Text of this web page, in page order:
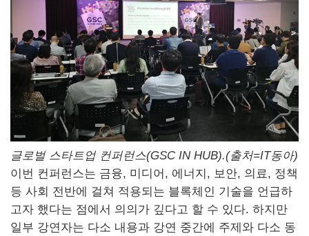
글로벌 스타트업 컨퍼런스(GSC IN HUB).(출처=IT동아)
이번 컨퍼런스는 금융, 미디어, 에너지, 보안, 의료, 정책
등 사회 전반에 걸쳐 적용되는 블록체인 기술을 언급하
고자 했다는 점에서 의의가 깊다고 할 수 있다. 하지만
일부 강연자는 다소 내용과 강연 중간에 주제와 다소 동